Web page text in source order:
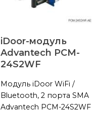
iDoor-модуль
Advantech PCM-
24S2WF
Модуль iDoor WiFi /
Bluetooth, 2 порта SMA
Advantech PCM-24S2WF